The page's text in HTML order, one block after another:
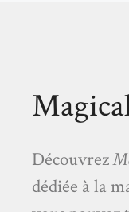
Découvrez
dédiée à la